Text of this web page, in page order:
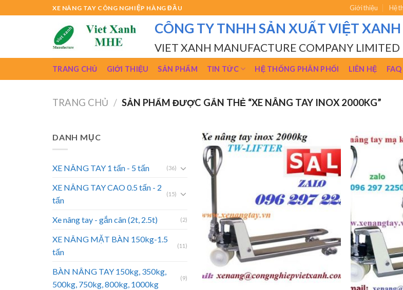
to
XE NÂNG TAY CÔNG NGHIỆP HÀNG ĐẦU Giới thiệu Hệ
CÔNG TY TNHH SẢN XUẤT VIỆT XANH
VIET XANH MANUFACTURE COMPANY LIMITED
TRANG CHỦ GIỚI THIỆU SẢN PHẨM TIN TỨC HỆ THỐNG PHÂN PHỐI LIÊN HỆ FAQ
TRANG CHỦ / SẢN PHẨM ĐƯỢC GẮN THẺ “XE NÂNG TAY INOX 2000KG”
DANH MỤC
XE NÂNG TAY 1 tấn - 5 tấn (36)
XE NÂNG TAY CAO 0.5 tấn - 2
tấn
(15)
Xe nâng tay - gắn cân (2t, 2.5t) (2)
XE NÂNG MẶT BÀN 150kg-1.5
tấn
(11)
BÀN NÂNG TAY 150kg, 350kg,
500kg, 750kg, 800kg, 1000kg
(9)